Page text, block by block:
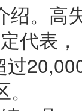
绍。
代表
过